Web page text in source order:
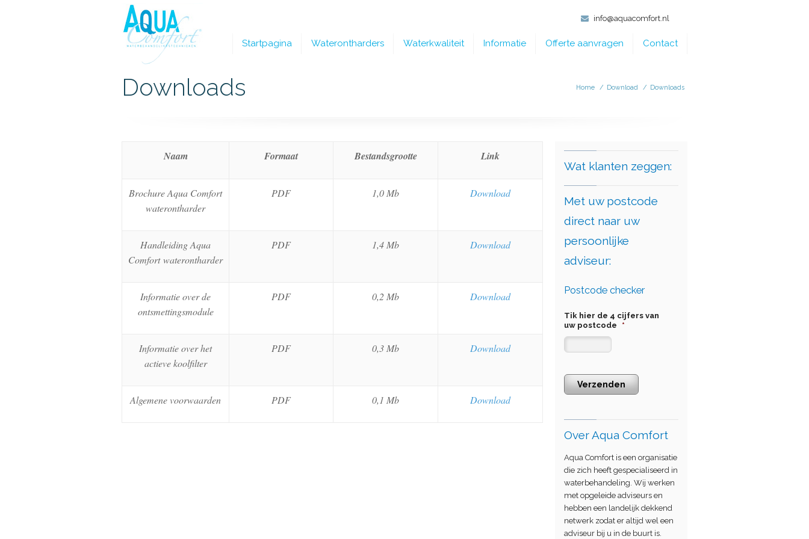
info@aquacomfort.nl
Startpagina Waterontharders Waterkwaliteit Informatie Offerte aanvragen Contact
Downloads Home / Download / Downloads
Naam Formaat Bestandsgrootte Link
Brochure Aqua Comfort
waterontharder
PDF 1,0 Mb Download
Handleiding Aqua
Comfort waterontharder
PDF 1,4 Mb Download
Informatie over de
ontsmettingsmodule
PDF 0,2 Mb Download
Informatie over het
actieve koolfilter
PDF 0,3 Mb Download
Algemene voorwaarden PDF 0,1 Mb Download
Wat klanten zeggen:
Met uw postcode
direct naar uw
persoonlijke
adviseur:
Postcode checker
Tik hier de 4 cijfers van
uw postcode
*
Verzenden
Over Aqua Comfort
Aqua Comfort is een organisatie
die zich heeft gespecialiseerd in
waterbehandeling. Wij werken
met opgeleide adviseurs en
hebben een landelijk dekkend
netwerk zodat er altijd wel een
adviseur bij u in de buurt is.